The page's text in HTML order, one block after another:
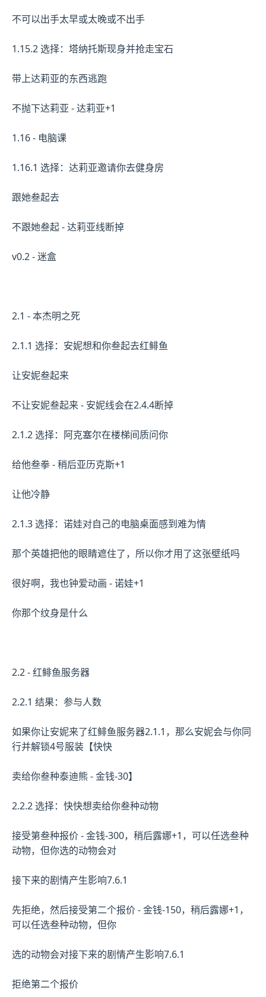
不可以出手太早或太晚或不出手
1.15.2 选择：塔纳托斯现身并抢走宝石
带上达莉亚的东西逃跑
不抛下达莉亚 - 达莉亚+1
1.16 - 电脑课
1.16.1 选择：达莉亚邀请你去健身房
跟她叁起去
不跟她叁起 - 达莉亚线断掉
v0.2 - 迷盒
2.1 - 本杰明之死
2.1.1 选择：安妮想和你叁起去红鲱鱼
让安妮叁起来
不让安妮叁起来 - 安妮线会在2.4.4断掉
2.1.2 选择：阿克塞尔在楼梯间质问你
给他叁拳 - 稍后亚历克斯+1
让他冷静
2.1.3 选择：诺娃对自己的电脑桌面感到难为情
那个英雄把他的眼睛遮住了，所以你才用了这张壁纸吗
很好啊，我也钟爱动画 - 诺娃+1
你那个纹身是什么
2.2 - 红鲱鱼服务器
2.2.1 结果：参与人数
如果你让安妮来了红鲱鱼服务器2.1.1，那么安妮会与你同
行并解锁4号服装【快快
卖给你叁种泰迪熊 - 金钱-30】
2.2.2 选择：快快想卖给你叁种动物
接受第叁种报价 - 金钱-300，稍后露娜+1，可以任选叁种
动物，但你选的动物会对
接下来的剧情产生影响7.6.1
先拒绝，然后接受第二个报价 - 金钱-150，稍后露娜+1，
可以任选叁种动物，但你
选的动物会对接下来的剧情产生影响7.6.1
拒绝第二个报价